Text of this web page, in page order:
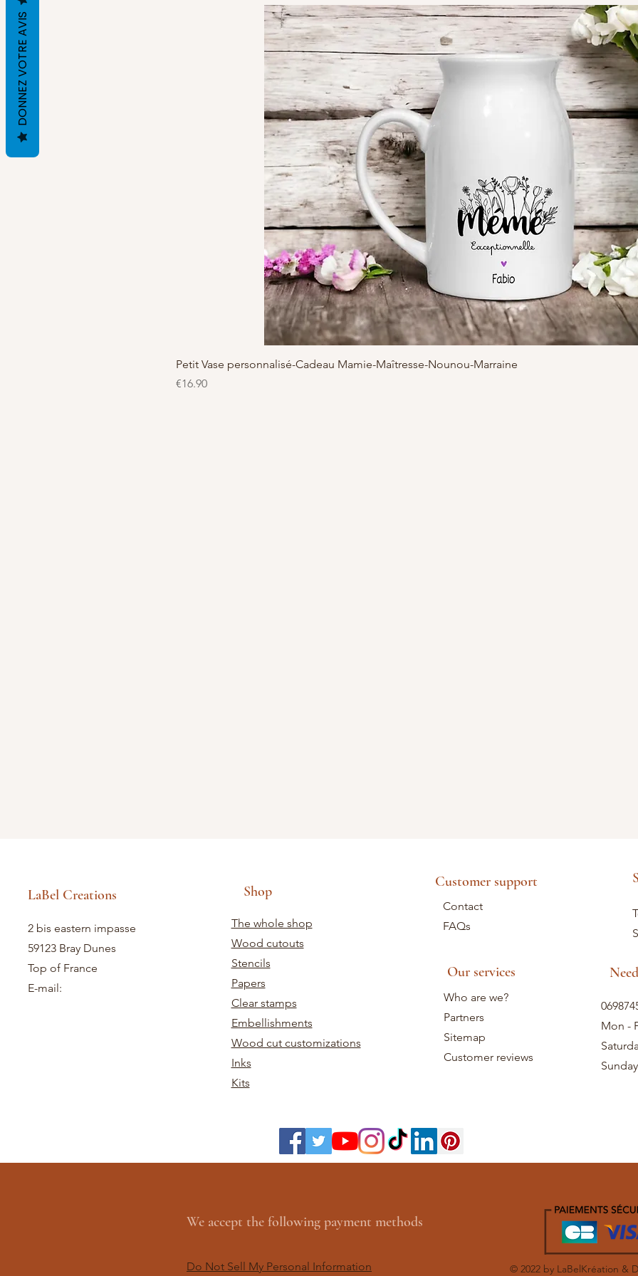
Petit Vase personnalisé-Cadeau Mamie-Maîtresse-Nounou-Marraine
Price
€16.90
LaBel Creations
2 bis eastern impasse
59123 Bray Dunes
Top of France
E-mail:
Shop
The whole shop
Wood cutouts
Stencils
Papers
Clear stamps
Embellishments
Wood cut customizations
Inks
Kits
Mon -
We accept the following payment methods
Do Not Sell My Personal Information © 2022 by LaBelKréation &
Who are we?
Partners
Sitemap
Customer reviews
Our services
Contact
FAQs
Customer support
DONNEZ VOTRE AVIS